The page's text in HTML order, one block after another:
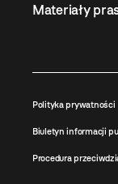
Materiały
Polityka prywatności
Biuletyn informacji
Procedura